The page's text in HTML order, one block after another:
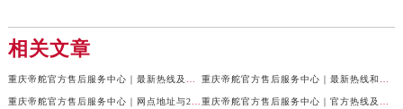
相关文章